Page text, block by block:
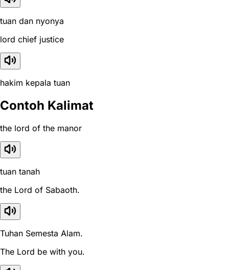
tuan dan nyonya
lord chief justice
hakim kepala tuan
Contoh Kalimat
the lord of the manor
tuan tanah
the Lord of Sabaoth.
Tuhan Semesta Alam.
The Lord be with you.